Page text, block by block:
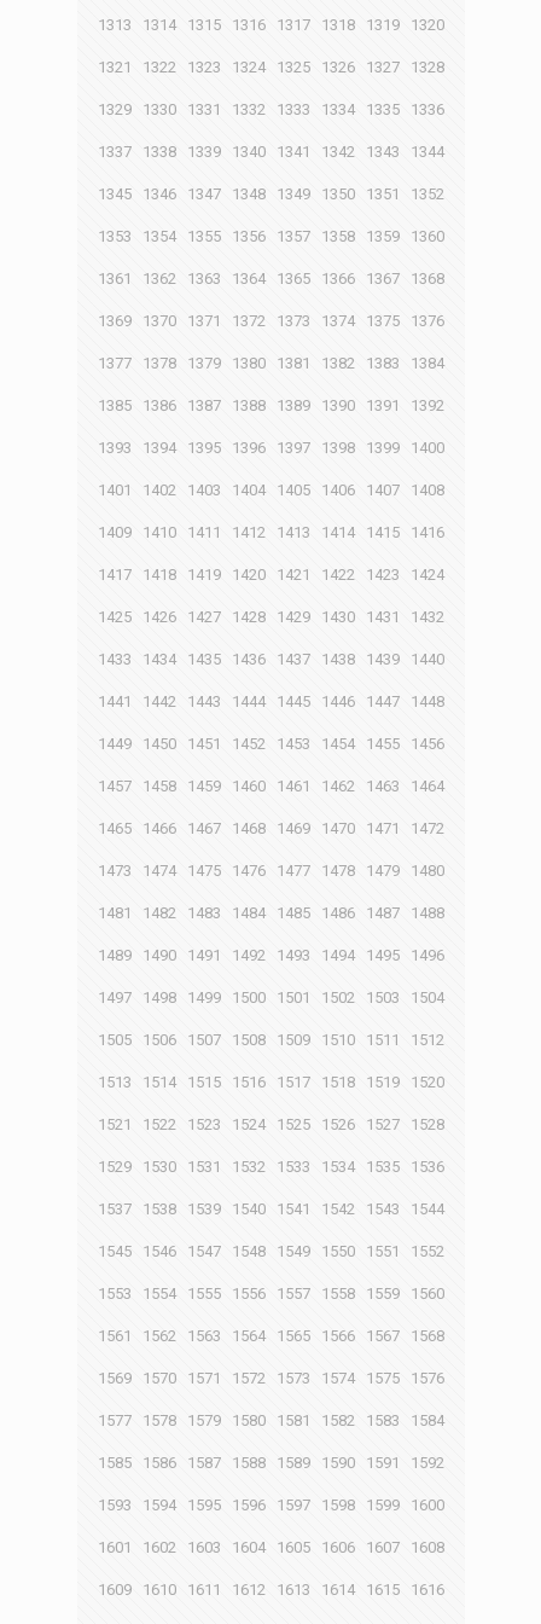
1313 1314 1315 1316 1317 1318 1319 1320
1321 1322 1323 1324 1325 1326 1327 1328
1329 1330 1331 1332 1333 1334 1335 1336
1337 1338 1339 1340 1341 1342 1343 1344
1345 1346 1347 1348 1349 1350 1351 1352
1353 1354 1355 1356 1357 1358 1359 1360
1361 1362 1363 1364 1365 1366 1367 1368
1369 1370 1371 1372 1373 1374 1375 1376
1377 1378 1379 1380 1381 1382 1383 1384
1385 1386 1387 1388 1389 1390 1391 1392
1393 1394 1395 1396 1397 1398 1399 1400
1401 1402 1403 1404 1405 1406 1407 1408
1409 1410 1411 1412 1413 1414 1415 1416
1417 1418 1419 1420 1421 1422 1423 1424
1425 1426 1427 1428 1429 1430 1431 1432
1433 1434 1435 1436 1437 1438 1439 1440
1441 1442 1443 1444 1445 1446 1447 1448
1449 1450 1451 1452 1453 1454 1455 1456
1457 1458 1459 1460 1461 1462 1463 1464
1465 1466 1467 1468 1469 1470 1471 1472
1473 1474 1475 1476 1477 1478 1479 1480
1481 1482 1483 1484 1485 1486 1487 1488
1489 1490 1491 1492 1493 1494 1495 1496
1497 1498 1499 1500 1501 1502 1503 1504
1505 1506 1507 1508 1509 1510 1511 1512
1513 1514 1515 1516 1517 1518 1519 1520
1521 1522 1523 1524 1525 1526 1527 1528
1529 1530 1531 1532 1533 1534 1535 1536
1537 1538 1539 1540 1541 1542 1543 1544
1545 1546 1547 1548 1549 1550 1551 1552
1553 1554 1555 1556 1557 1558 1559 1560
1561 1562 1563 1564 1565 1566 1567 1568
1569 1570 1571 1572 1573 1574 1575 1576
1577 1578 1579 1580 1581 1582 1583 1584
1585 1586 1587 1588 1589 1590 1591 1592
1593 1594 1595 1596 1597 1598 1599 1600
1601 1602 1603 1604 1605 1606 1607 1608
1609 1610 1611 1612 1613 1614 1615 1616